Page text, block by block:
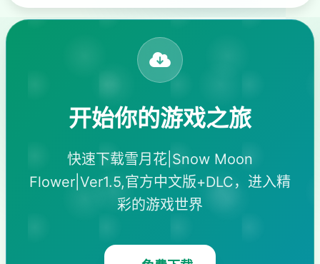
开始你的游戏之旅
快速下载雪月花|Snow Moon
Flower|Ver1.5,官方中文版+DLC，进入精
彩的游戏世界